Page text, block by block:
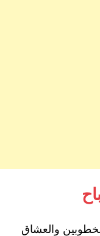
والعشاق